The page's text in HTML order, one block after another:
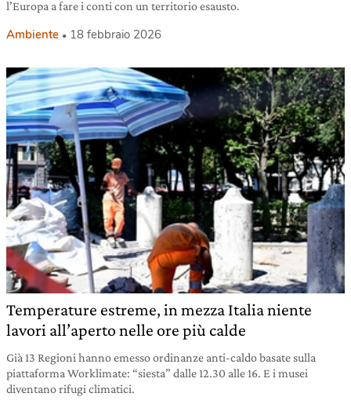
l’Europa a fare i conti con un territorio esausto.
Ambiente 18 febbraio 2026
Temperature estreme, in mezza Italia niente
lavori all’aperto nelle ore più calde
Già 13 Regioni hanno emesso ordinanze anti-caldo basate sulla
piattaforma Worklimate: “siesta” dalle 12.30 alle 16. E i musei
diventano rifugi climatici.